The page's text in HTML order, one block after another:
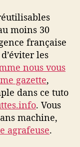
moins 30
française
les
nous vous
gazette,
dans ce tuto
. Vous
machine,
agrafeuse.